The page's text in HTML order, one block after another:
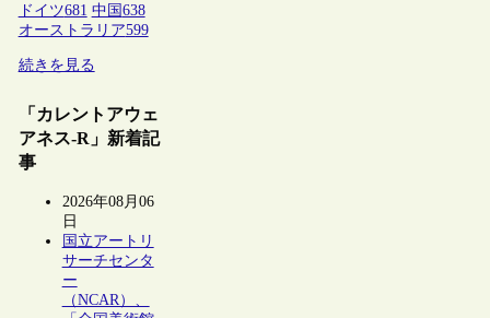
ドイツ681 中国638
オーストラリア599
続きを見る
「カレントアウェ
アネス-R」新着記
事
2026年08月06
日
国立アートリ
サーチセンタ
ー
（NCAR）、